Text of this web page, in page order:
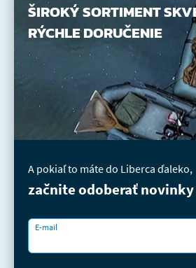
ŠIROKÝ SORTIMENT
RÝCHLE DORUČENIE
A pokiaľ to máte do Liberca ďaleko,
začnite odoberať novinky
E-mail